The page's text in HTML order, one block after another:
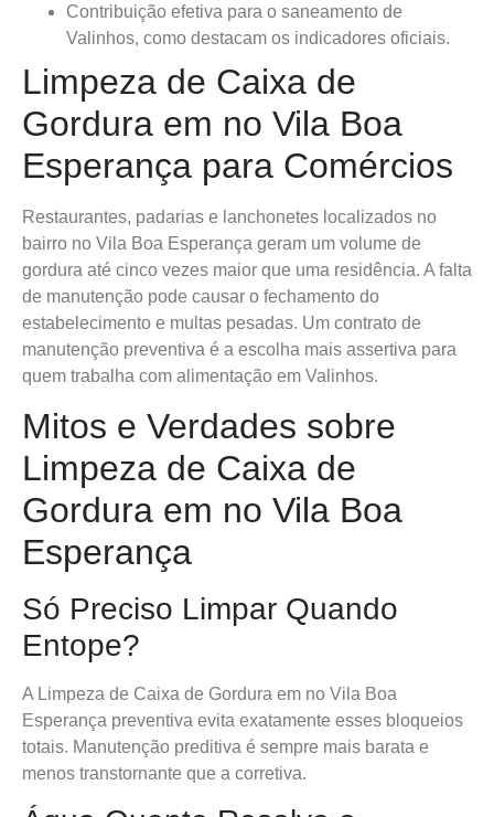
Contribuição efetiva para o saneamento de
Valinhos, como destacam os indicadores oficiais.
Limpeza de Caixa de
Gordura em no Vila Boa
Esperança para Comércios
Restaurantes, padarias e lanchonetes localizados no
bairro no Vila Boa Esperança geram um volume de
gordura até cinco vezes maior que uma residência. A falta
de manutenção pode causar o fechamento do
estabelecimento e multas pesadas. Um contrato de
manutenção preventiva é a escolha mais assertiva para
quem trabalha com alimentação em Valinhos.
Mitos e Verdades sobre
Limpeza de Caixa de
Gordura em no Vila Boa
Esperança
Só Preciso Limpar Quando
Entope?
A Limpeza de Caixa de Gordura em no Vila Boa
Esperança preventiva evita exatamente esses bloqueios
totais. Manutenção preditiva é sempre mais barata e
menos transtornante que a corretiva.